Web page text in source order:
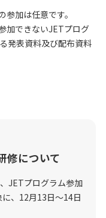
加は任意です。
加できないJETプログ
発表資料及び配布資料
修について
JETプログラム参加
、12月13日～14日